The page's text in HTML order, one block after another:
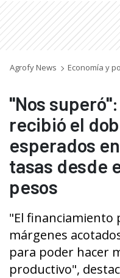
Agrofy News Economía y
"Nos
recibió el
esperados
tasas desde
pesos
"El financiamiento
márgenes
para poder hacer
productivo",